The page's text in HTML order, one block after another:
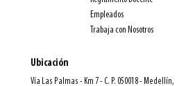
Empleados
Trabaja con Nosotros
Ubicación
Vía Las Palmas - Km 7 - C. P. 050018 - Medellín,